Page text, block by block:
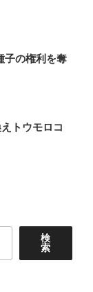
子の権利を奪
トウモロコ
検
索